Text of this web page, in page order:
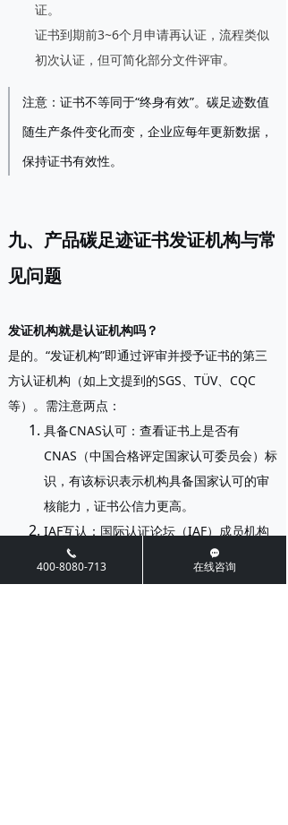
证。
证书到期前3~6个月申请再认证 ，流程类似
初次认证，但可简化部分文件评审。
注意：证书不等同于“终身有效”。碳足迹数值
随生产条件变化而变，企业应每年更新数据，
保持证书有效性。
九、产品碳足迹证书发证机构与常
见问题
发证机构就是认证机构吗？
是的。“发证机构”即通过评审并授予证书的第三
方认证机构（如上文提到的SGS、TÜV、CQC
等）。需注意两点：
具备CNAS认可 ：查看证书上是否有
CNAS（中国合格评定国家认可委员会）标
识，有该标识表示机构具备国家认可的审
核能力，证书公信力更高。
IAF互认 ：国际认证论坛（IAF）成员机构
出具的证书可在全球多国互认，对于出口
产品尤为重要。
끅
400-8080-713
끁
在线咨询